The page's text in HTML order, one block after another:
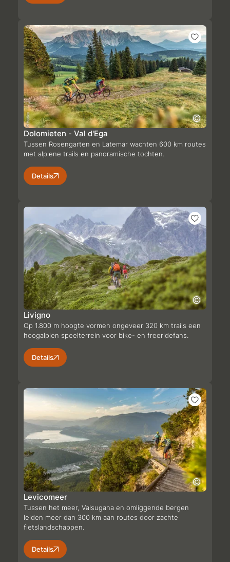
Dolomieten - Val d'Ega
Tussen Rosengarten en Latemar wachten 600 km routes
met alpiene trails en panoramische tochten.
Details
Livigno
Op 1.800 m hoogte vormen ongeveer 320 km trails een
hoogalpien speelterrein voor bike- en freeridefans.
Details
Levicomeer
Tussen het meer, Valsugana en omliggende bergen
leiden meer dan 300 km aan routes door zachte
fietslandschappen.
Details